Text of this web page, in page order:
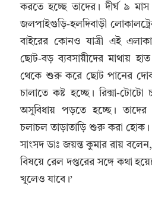
করতে হচ্ছে তাদের। দীর্ঘ ৯
জলপাইগুড়ি-হলদিবাড়ী
বাইরের কোনও যাত্রী এই
ছোট-বড় ব‍্যবসায়ীদের মাথায়
থেকে শুরু করে ছোট পানের
চালাতে কষ্ট হচ্ছে। রিক্সা-
অসুবিধায় পড়তে হচ্ছে।
চলাচল তাড়াতাড়ি শুরু করা
সাংসদ ডাঃ জয়ন্ত কুমার রায়
বিষয়ে রেল দপ্তরের সঙ্গে কথা
খুলেও যাবে।’